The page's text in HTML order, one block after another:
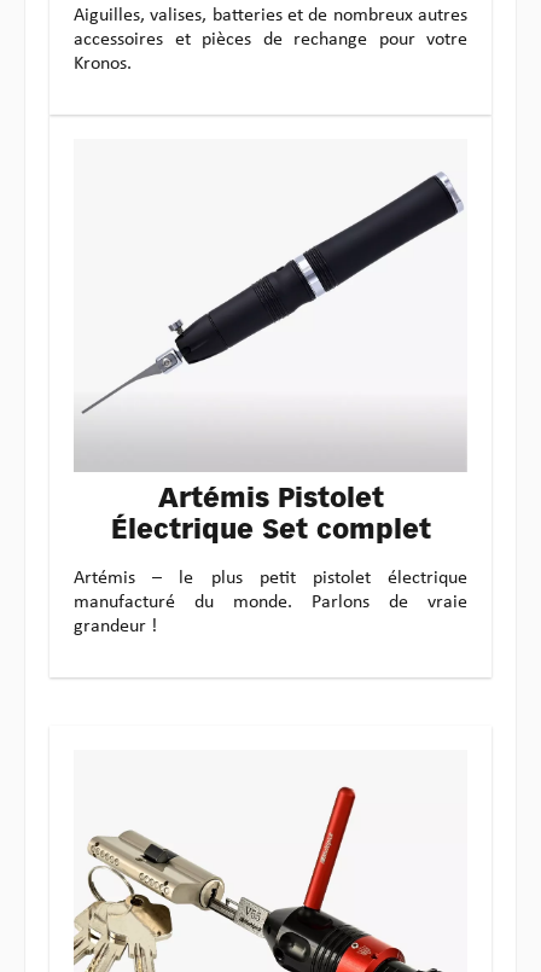
Aiguilles, valises, batteries et de nombreux autres
accessoires et pièces de rechange pour votre
Kronos.
Artémis Pistolet
Électrique Set complet
Artémis – le plus petit pistolet électrique
manufacturé du monde. Parlons de vraie
grandeur !